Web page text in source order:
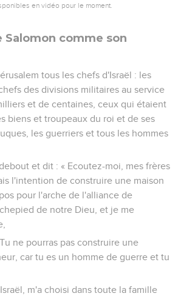
en vidéo pour le moment.
Salomon comme son
tous les chefs d'Israël : les
des divisions militaires au service
et de centaines, ceux qui étaient
biens et troupeaux du roi et de ses
les guerriers et tous les hommes
et dit : « Ecoutez-moi, mes frères
l'intention de construire une maison
pour l'arche de l'alliance de
de notre Dieu, et je me
ne pourras pas construire une
car tu es un homme de guerre et tu
m'a choisi dans toute la famille